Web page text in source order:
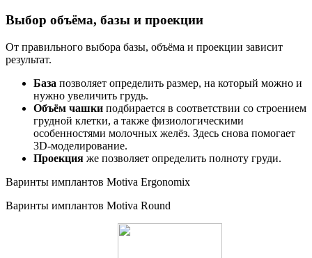
Выбор объёма, базы и проекции
От правильного выбора базы, объёма и проекции зависит
результат.
База позволяет определить размер, на который можно и
нужно увеличить грудь.
Объём чашки подбирается в соответствии со строением
грудной клетки, а также физиологическими
особенностями молочных желёз. Здесь снова помогает
3D-моделирование.
Проекция же позволяет определить полноту груди.
Варинты имплантов Motiva Ergonomix
Варинты имплантов Motiva Round